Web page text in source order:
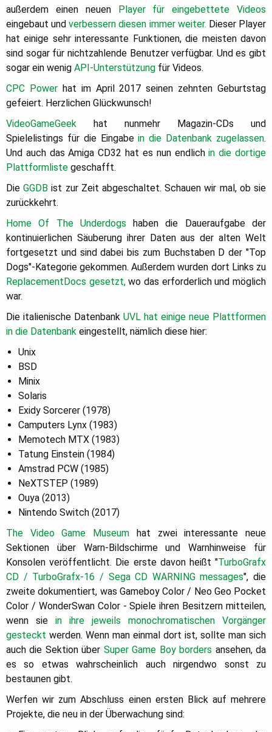
außerdem einen neuen Player für eingebettete Videos
eingebaut undverbessern diesen immer weiter. Dieser Player
hat einige sehr interessante Funktionen, die meisten davon
sind sogar für nichtzahlende Benutzer verfügbar. Und es gibt
sogar ein wenig API-Unterstützung für Videos.
CPC Powerhat im April 2017 seinen zehnten Geburtstag
gefeiert. Herzlichen Glückwunsch!
VideoGameGeek hat nunmehr Magazin-CDs und
Spielelistings für die Eingabein die Datenbank zugelassen.
Und auch das Amiga CD32 hat es nun endlichin die dortige
Plattformliste geschafft.
DieGGDB ist zur Zeit abgeschaltet. Schauen wir mal, ob sie
zurückkehrt.
Home Of The Underdogs haben die Daueraufgabe der
kontinuierlichen Säuberung ihrer Daten aus der alten Welt
fortgesetzt und sind dabei bis zum Buchstaben D der "Top
Dogs"-Kategorie gekommen. Außerdem wurden dort Links zu
ReplacementDocs gesetzt,wo das erforderlich und möglich
war.
Die italienische Datenbank UVL hat einige neue Plattformen
in die Datenbank eingestellt, nämlich diese hier:
Unix
BSD
Minix
Solaris
Exidy Sorcerer (1978)
Camputers Lynx (1983)
Memotech MTX (1983)
Tatung Einstein (1984)
Amstrad PCW (1985)
NeXTSTEP (1989)
Ouya (2013)
Nintendo Switch (2017)
The Video Game Museum hat zwei interessante neue
Sektionen über Warn-Bildschirme und Warnhinweise für
Konsolen veröffentlicht. Die erste davon heißt "TurboGrafx
CD / TurboGrafx-16 / Sega CD WARNING messages", die
zweite dokumentiert, was Gameboy Color / Neo Geo Pocket
Color / WonderSwan Color - Spiele ihren Besitzern mitteilen,
wenn sie in ihre jeweils monochromatischen Vorgänger
gesteckt werden. Wenn man einmal dort ist, sollte man sich
auch die Sektion über Super Game Boy borders ansehen, da
es so etwas wahrscheinlich auch nirgendwo sonst zu
bestaunen gibt.
Werfen wir zum Abschluss einen ersten Blick auf mehrere
Projekte, die neu in der Überwachung sind: